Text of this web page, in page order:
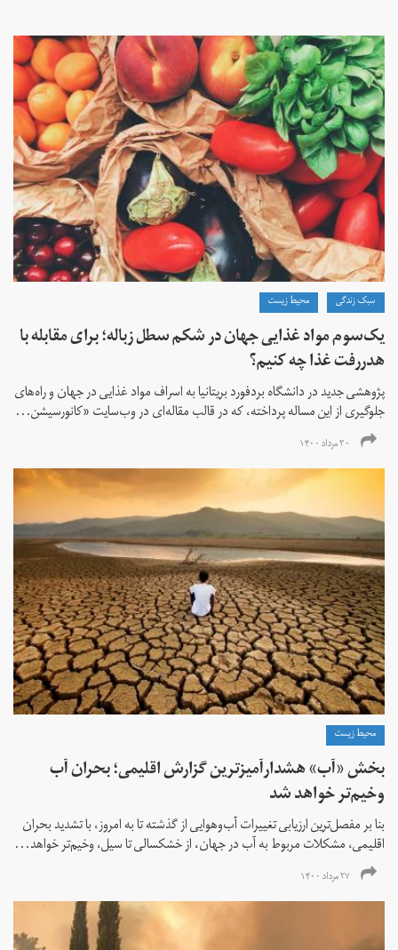
سبک زندگی محیط زیست
یک‌سوم مواد غذایی جهان در شکم سطل زباله؛ برای مقابله با
هدر‌رفت غذا چه کنیم؟
پژوهشی جدید در دانشگاه بردفورد بریتانیا به اسراف مواد غذایی در جهان و راه‌های
جلوگیری از این مساله پرداخته، که در قالب مقاله‌ای در وب‌سایت «کانورسیشن...
۳۰ مرداد ۱۴۰۰
محیط زیست
بخش «آب» هشدارآمیزترین گزارش اقلیمی؛ بحران آب
وخیم‌تر خواهد شد
بنا بر مفصل‌ترین ارزیابی تغییرات آب‌وهوایی از گذشته تا به امروز، با تشدید بحران
اقلیمی، مشکلات مربوط به آب در جهان، از خشکسالی تا سیل، وخیم‌تر خواهد...
۲۷ مرداد ۱۴۰۰